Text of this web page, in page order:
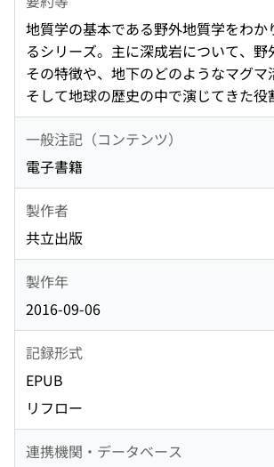
地質学の基本である野外地質学をわか
るシリーズ。主に深成岩について、野
その特徴や、地下のどのようなマグマ
そして地球の歴史の中で演じてきた役
一般注記（コンテンツ）
電子書籍
製作者
共立出版
製作年
2016-09-06
記録形式
EPUB
リフロー
連携機関・データベース